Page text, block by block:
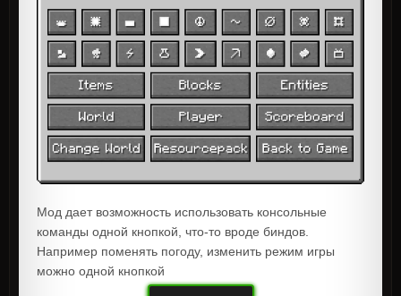
Мод дает возможность использовать консольные
команды одной кнопкой, что-то вроде биндов.
Например поменять погоду, изменить режим игры
можно одной кнопкой